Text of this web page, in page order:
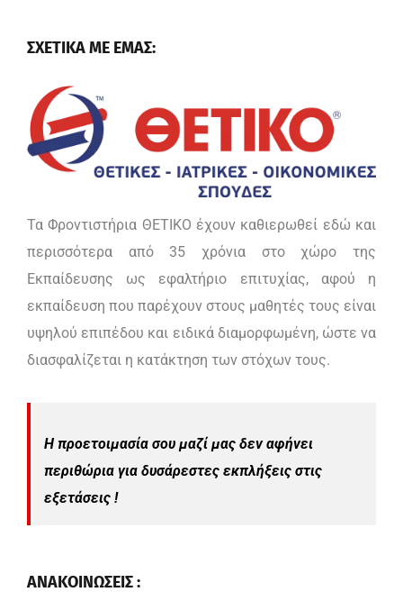
ΣΧΕΤΙΚΑ ΜΕ ΕΜΑΣ:
Τα Φροντιστήρια ΘΕΤΙΚΟ έχουν καθιερωθεί εδώ και
περισσότερα από 35 χρόνια στο χώρο της
Εκπαίδευσης ως εφαλτήριο επιτυχίας, αφού η
εκπαίδευση που παρέχουν στους μαθητές τους είναι
υψηλού επιπέδου και ειδικά διαμορφωμένη, ώστε να
διασφαλίζεται η κατάκτηση των στόχων τους.
Η προετοιμασία σου μαζί μας δεν αφήνει
περιθώρια για δυσάρεστες εκπλήξεις στις
εξετάσεις !
ΑΝΑΚΟΙΝΩΣΕΙΣ :